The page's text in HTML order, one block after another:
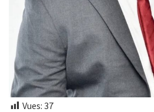
Vues: 37